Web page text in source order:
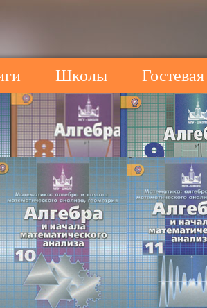
Школы Гостевая